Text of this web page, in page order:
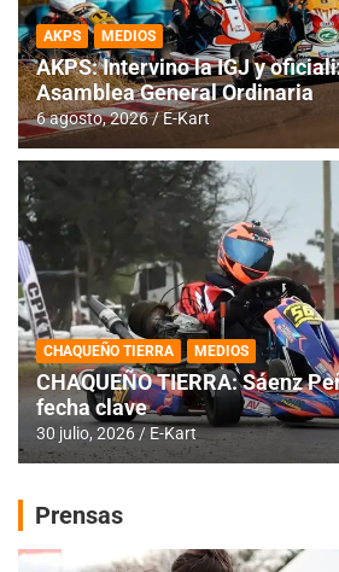
AKPS MEDIOS
AKPS: Intervino la IGJ y
Asamblea General Ordinaria
6 agosto, 2026 E-Kart
CHAQUEÑO TIERRA MEDIOS
CHAQUEÑO TIERRA: Sáenz
fecha clave
30 julio, 2026 E-Kart
Prensas